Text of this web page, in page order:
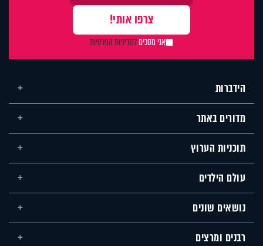
אני מסכיםלמדיניות הפרטיות
הידברות
מדורים באתר
תוכניות הערוץ
עולם הילדים
נושאים שונים
רבנים ומרצים